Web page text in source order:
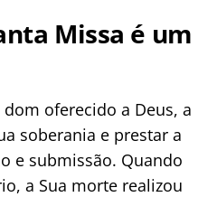
Missa é um
oferecido a Deus, a
soberania e prestar a
e submissão. Quando
a Sua morte realizou